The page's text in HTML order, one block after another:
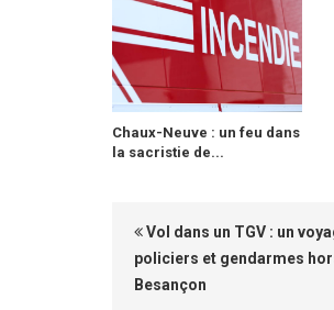
Chaux-Neuve : un feu dans
la sacristie de...
Vol dans un TGV : un
policiers et gendarmes
Besançon